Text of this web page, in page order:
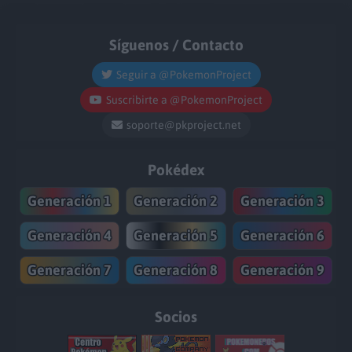
Síguenos / Contacto
Seguir a @PokemonProject
Suscribirte a @PokemonProject
soporte@pkproject.net
Pokédex
Generación 1
Generación 2 Generación 3
Generación 4 Generación 5 Generación 6
Generación 7 Generación 8 Generación 9
Socios